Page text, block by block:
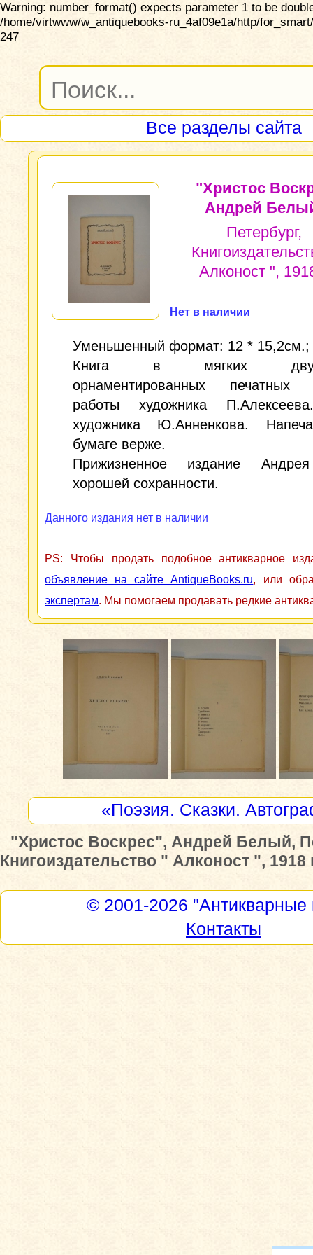
Warning: number_format() expects parameter 1 to be
/home/virtwww/w_antiquebooks-ru_4af09e1a/http/
247
Все разделы сайта
"Христос
Андрей
Петербург,
Алконост ",
Нет в наличии
Уменьшенный формат: 12 * 15,2см.;
Книга в мягких
орнаментированных печатных
работы художника
художника Ю.Анненкова.
бумаге верже.
Прижизненное издание
хорошей сохранности.
Данного издания нет в наличии
PS: Чтобы продать подобное антикварное
объявление на сайте AntiqueBooks.ru, или
экспертам. Мы помогаем продавать редкие
«Поэзия. Сказки.
"Христос Воскрес", Андрей Белый,
Книгоиздательство " Алконост ", 1918
© 2001-2026 "Антикварные
Контакты